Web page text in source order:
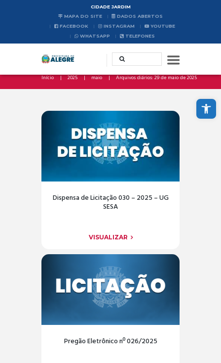
Abrir a barra de ferramentas
CIDADE JARDIM
MAPA DO SITE
DADOS ABERTOS
FACEBOOK
INSTAGRAM
YOUTUBE
WHATSAPP
TELEFONES
Início 2025 maio Arquivos diários: 29 de maio de 2025
Dispensa de Licitação 030 – 2025 – UG
SESA
VISUALIZAR
Pregão Eletrônico nº 026/2025